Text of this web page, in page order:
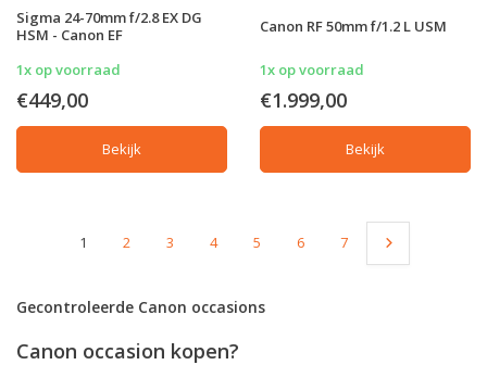
Sigma 24-70mm f/2.8 EX DG
HSM - Canon EF
1x op voorraad
€449,00
Bekijk
Canon RF 50mm f/1.2 L USM
1x op voorraad
€1.999,00
Bekijk
1 2 3 4 5 6 7
Gecontroleerde Canon occasions
Canon occasion kopen?